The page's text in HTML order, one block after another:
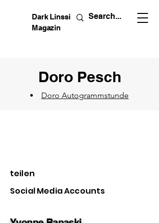
Dark Linssi
Magazin
Doro Pesch
Doro Autogrammstunde
teilen
Social Media Accounts